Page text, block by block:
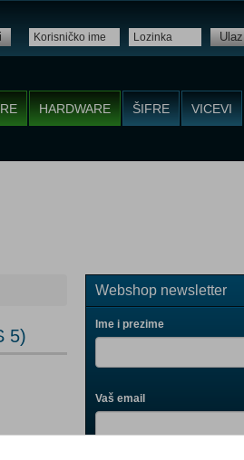
Ulaz
HARDWARE ŠIFRE VICEVI
5)
Webshop newsletter
Ime i prezime
Vaš email